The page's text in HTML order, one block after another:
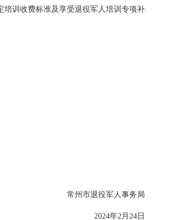
训收费标准及享受退役军人培训专项补
常州市退役军人事务局
2024年2月24日